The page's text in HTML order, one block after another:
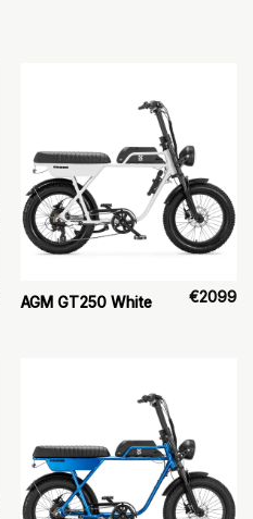
AGM GT250 White €2099